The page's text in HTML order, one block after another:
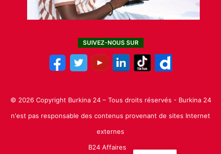
SUIVEZ-NOUS SUR
© 2026 Copyright Burkina 24 – Tous droits réservés - Burkina 24
n'est pas responsable des contenus provenant de sites Internet
externes
B24 Affaires